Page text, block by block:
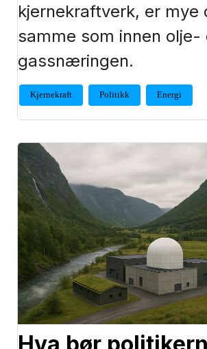
kjernekraftverk, er mye
samme som innen olje-
gassnæringen.
Kjernekraft Politikk Energi